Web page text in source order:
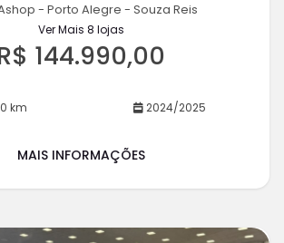
- Porto Alegre - Souza Reis
Ver Mais 8 lojas
144.990,00
km 2024/2025
MAIS INFORMAÇÕES